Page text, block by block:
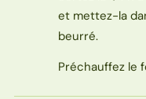
et mettez-la
beurré.
Préchauffez le